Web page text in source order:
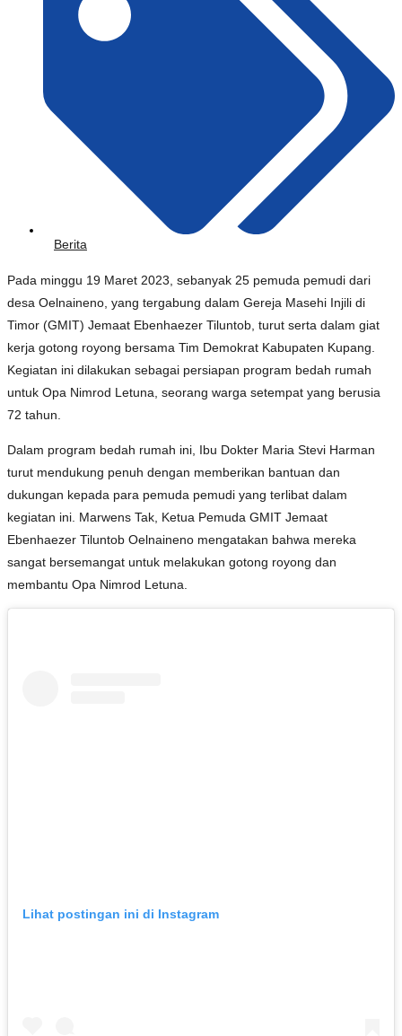
Berita
Pada minggu 19 Maret 2023, sebanyak 25 pemuda pemudi dari
desa Oelnaineno, yang tergabung dalam Gereja Masehi Injili di
Timor (GMIT) Jemaat Ebenhaezer Tiluntob, turut serta dalam giat
kerja gotong royong bersama Tim Demokrat Kabupaten Kupang.
Kegiatan ini dilakukan sebagai persiapan program bedah rumah
untuk Opa Nimrod Letuna, seorang warga setempat yang berusia
72 tahun.
Dalam program bedah rumah ini, Ibu Dokter Maria Stevi Harman
turut mendukung penuh dengan memberikan bantuan dan
dukungan kepada para pemuda pemudi yang terlibat dalam
kegiatan ini. Marwens Tak, Ketua Pemuda GMIT Jemaat
Ebenhaezer Tiluntob Oelnaineno mengatakan bahwa mereka
sangat bersemangat untuk melakukan gotong royong dan
membantu Opa Nimrod Letuna.
Lihat postingan ini di Instagram